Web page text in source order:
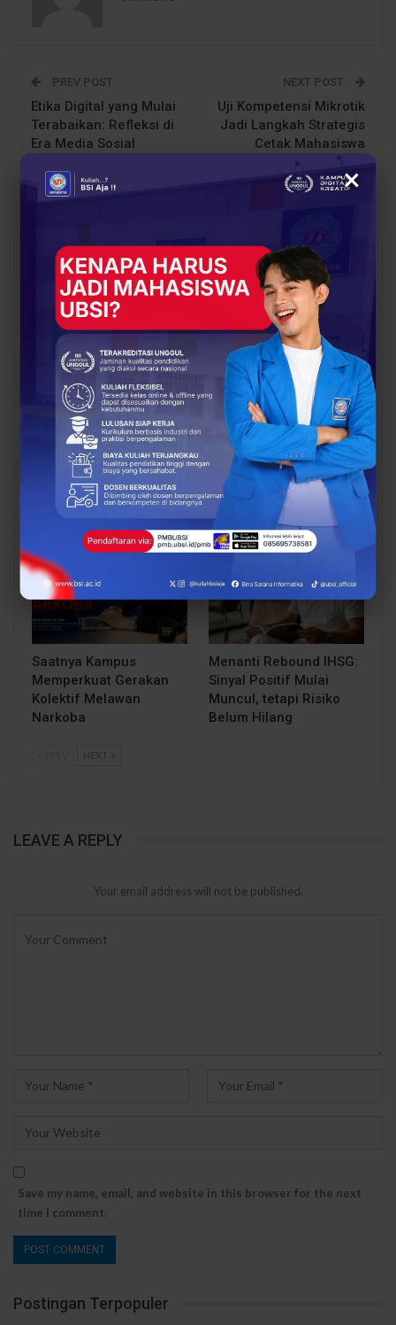
PREV POST
Etika Digital yang Mulai
Terabaikan: Refleksi di
Era Media Sosial
NEXT POST
Uji Kompetensi Mikrotik
Jadi Langkah Strategis
Cetak Mahasiswa
Teknologi Komputer
Berdaya Saing
You Might Also Like
BERITA
Dosen UBSI Surakarta
Ikuti Pelatihan Nasional
Persiapan Studi Lanjut
ke Luar Negeri
OPINI DOSEN
Pengembangan Dosen
sebagai Kunci
Transformasi
Pendidikan Tinggi di Era
Digital
OPINI DOSEN
Saatnya Kampus
Memperkuat Gerakan
Kolektif Melawan
Narkoba
OPINI DOSEN
Menanti Rebound IHSG:
Sinyal Positif Mulai
Muncul, tetapi Risiko
Belum Hilang
NEXT
LEAVE A REPLY
Your email address will not be published.
Save my name, email, and website in this browser for the next
time I comment.
Postingan Terpopuler
×